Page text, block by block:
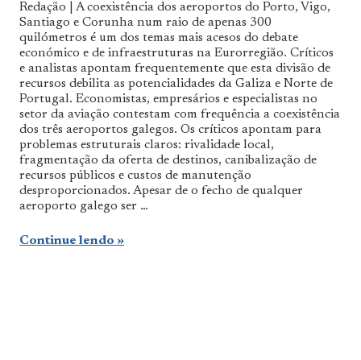
De
Norte
a
Sul
Redação | A coexistência dos aeroportos do Porto, Vigo,
Santiago e Corunha num raio de apenas 300
quilómetros é um dos temas mais acesos do debate
económico e de infraestruturas na Eurorregião. Críticos
e analistas apontam frequentemente que esta divisão de
recursos debilita as potencialidades da Galiza e Norte de
Portugal. Economistas, empresários e especialistas no
setor da aviação contestam com frequência a coexistência
dos três aeroportos galegos. Os críticos apontam para
problemas estruturais claros: rivalidade local,
fragmentação da oferta de destinos, canibalização de
recursos públicos e custos de manutenção
desproporcionados. Apesar de o fecho de qualquer
aeroporto galego ser …
Continue lendo